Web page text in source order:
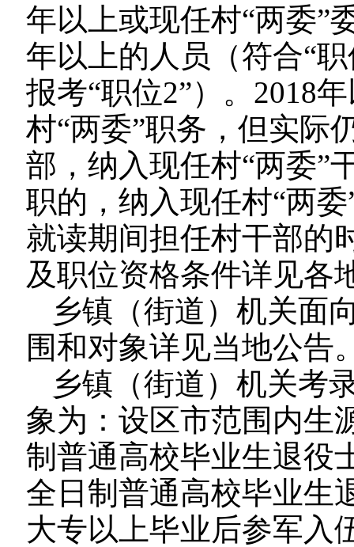
年以上或现任村“两委”
年以上的人员（符合“
报考“职位2”）。2018
村“两委”职务，但实际
部，纳入现任村“两委”
职的，纳入现任村“两
就读期间担任村干部的
及职位资格条件详见各
乡镇（街道）机关面
围和对象详见当地公告
乡镇（街道）机关考
象为：设区市范围内生
制普通高校毕业生退役
全日制普通高校毕业生
大专以上毕业后参军入